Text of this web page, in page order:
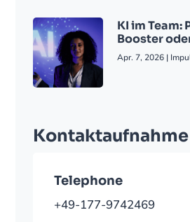
KI im
Booster
Apr. 7, 2026 |
Kontaktaufnahme
Telephone
+49-177-9742469